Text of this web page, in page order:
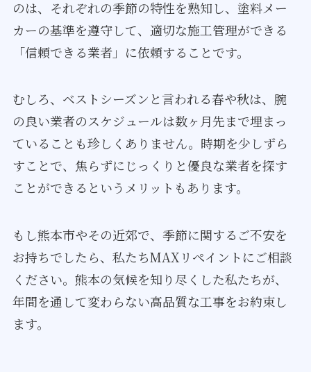
のは、それぞれの季節の特性を熟知し、塗料メー
カーの基準を遵守して、適切な施工管理ができる
「信頼できる業者」に依頼することです。
むしろ、ベストシーズンと言われる春や秋は、腕
の良い業者のスケジュールは数ヶ月先まで埋まっ
ていることも珍しくありません。時期を少しずら
すことで、焦らずにじっくりと優良な業者を探す
ことができるというメリットもあります。
もし熊本市やその近郊で、季節に関するご不安を
お持ちでしたら、私たちMAXリペイントにご相談
ください。熊本の気候を知り尽くした私たちが、
年間を通して変わらない高品質な工事をお約束し
ます。